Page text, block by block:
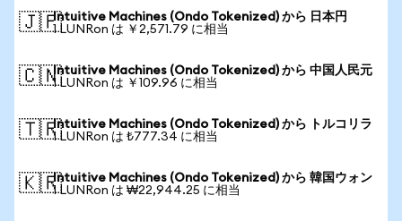
🇯🇵Intuitive Machines (Ondo Tokenized) から 日本円
1 LUNRon は ￥2,571.79 に相当
🇨🇳Intuitive Machines (Ondo Tokenized) から 中国人民元
1 LUNRon は ￥109.96 に相当
🇹🇷Intuitive Machines (Ondo Tokenized) から トルコリラ
1 LUNRon は ₺777.34 に相当
🇰🇷Intuitive Machines (Ondo Tokenized) から 韓国ウォン
1 LUNRon は ₩22,944.25 に相当